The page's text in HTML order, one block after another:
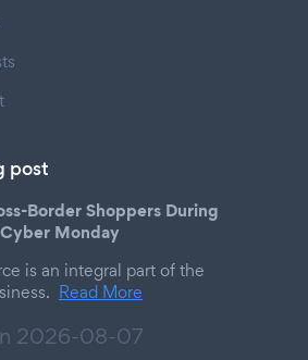
post
Border Shoppers During
Monday
is an integral part of the
Read More
2026-08-07